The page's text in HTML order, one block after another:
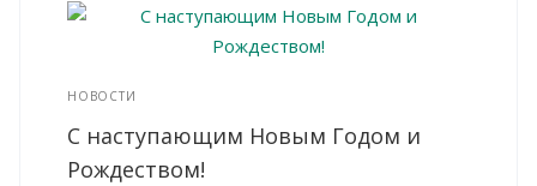
НОВОСТИ
С наступающим Новым Годом и
Рождеством!